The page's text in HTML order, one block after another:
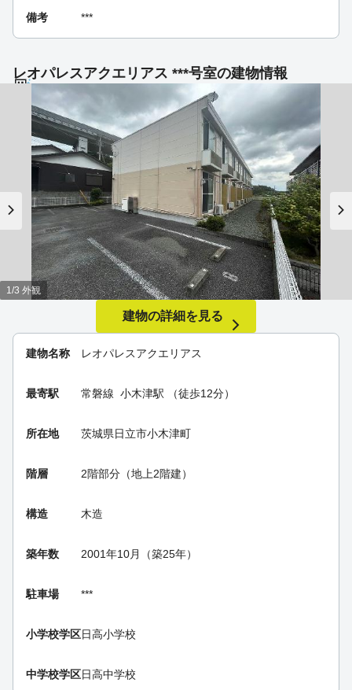
備考 ***
レオパレスアクエリアス ***号室の建物情報
建物名称 レオパレスアクエリアス
最寄駅 常磐線 小木津駅 （徒歩12分）
所在地 茨城県日立市小木津町
階層 2階部分（地上2階建）
構造 木造
築年数 2001年10月（築25年）
駐車場 ***
小学校学区日高小学校
中学校学区日高中学校
1/3 外観
建物の詳細を見る